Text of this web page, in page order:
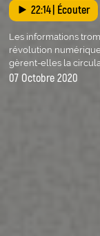
22:14| Écouter
Les informations
révolution
gèrent-elles la
07 Octobre 2020